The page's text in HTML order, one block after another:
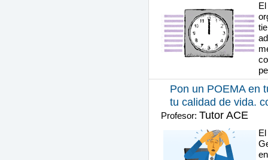
Pon un POEMA en
tu calidad de vida.
Profesor: Tutor ACE